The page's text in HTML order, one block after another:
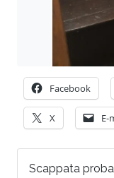
Facebook
X E-
Scappata